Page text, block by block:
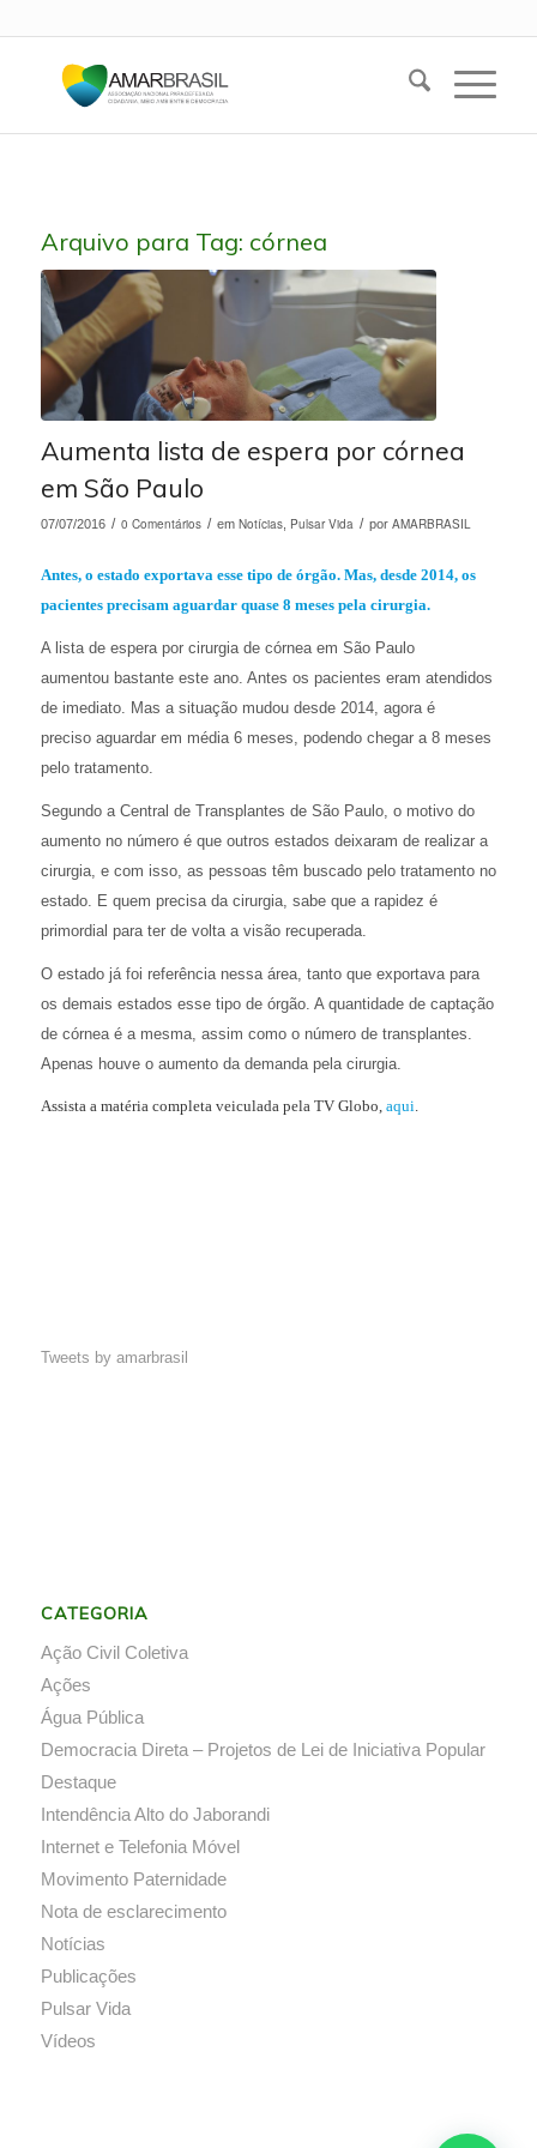
Arquivo para Tag: córnea
Aumenta lista de espera por córnea
em São Paulo
07/07/2016 / 0 Comentários / em Notícias, Pulsar Vida / por AMARBRASIL
Antes, o estado exportava esse tipo de órgão. Mas, desde 2014, os
pacientes precisam aguardar quase 8 meses pela cirurgia.
A lista de espera por cirurgia de córnea em São Paulo
aumentou bastante este ano. Antes os pacientes eram atendidos
de imediato.
Mas a situação mudou desde 2014, agora é
preciso aguardar em média 6meses, podendo chegar a 8 meses
pelo tratamento.
Segundo a Central de Transplantes de São Paulo, o motivo do
aumento no número é que outros estados deixaram de realizar a
cirurgia, e com isso, as pessoas têm buscado pelo tratamento no
estado.
E quem precisada cirurgia, sabe que a rapidez é
primordial para ter de volta a visão recuperada.
O estado já foi referência nessa área, tanto que exportava para
os demais estados esse tipo de órgão. A quantidade de captação
de córnea é a mesma, assim como o número de transplantes.
Apenas houve o aumento da demanda pela cirurgia.
Assista a matéria completa veiculada pela TV Globo, aqui
Tweets by amarbrasil
CATEGORIA
Ação Civil Coletiva
Ações
Água Pública
Democracia Direta – Projetos de Lei de Iniciativa Popular
Destaque
Intendência Alto do Jaborandi
Internet e Telefonia Móvel
Movimento Paternidade
Nota de esclarecimento
Notícias
Publicações
Pulsar Vida
Vídeos